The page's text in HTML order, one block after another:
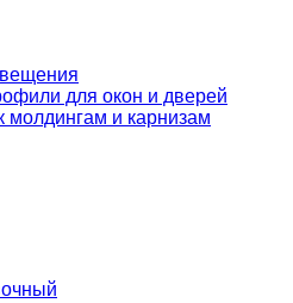
для окон и дверей
и карнизам